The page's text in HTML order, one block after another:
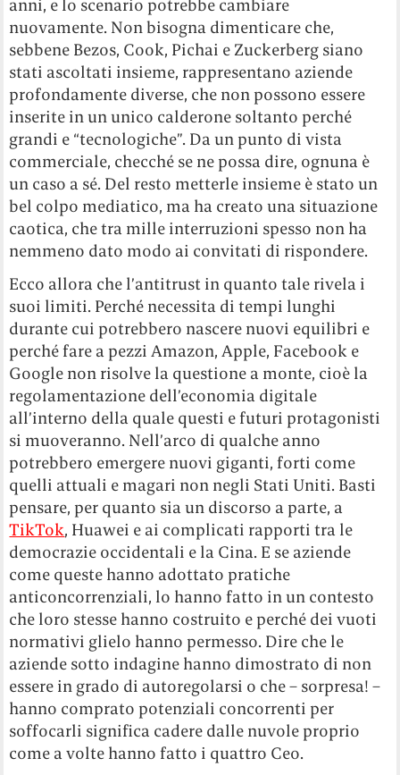
anni, e lo scenario potrebbe cambiare
nuovamente. Non bisogna dimenticare che,
sebbene Bezos, Cook, Pichai e Zuckerberg siano
stati ascoltati insieme, rappresentano aziende
profondamente diverse, che non possono essere
inserite in un unico calderone soltanto perché
grandi e “tecnologiche”. Da un punto di vista
commerciale, checché se ne possa dire, ognuna è
un caso a sé. Del resto metterle insieme è stato un
bel colpo mediatico, ma ha creato una situazione
caotica, che tra mille interruzioni spesso non ha
nemmeno dato modo ai convitati di rispondere.
Ecco allora che l’antitrust in quanto tale rivela i
suoi limiti. Perché necessita di tempi lunghi
durante cui potrebbero nascere nuovi equilibri e
perché fare a pezzi Amazon, Apple, Facebook e
Google non risolve la questione a monte, cioè la
regolamentazione dell’economia digitale
all’interno della quale questi e futuri protagonisti
si muoveranno. Nell’arco di qualche anno
potrebbero emergere nuovi giganti, forti come
quelli attuali e magari non negli Stati Uniti. Basti
pensare, per quanto sia un discorso a parte, a
TikTok, Huawei e ai complicati rapporti tra le
democrazie occidentali e la Cina. E se aziende
come queste hanno adottato pratiche
anticoncorrenziali, lo hanno fatto in un contesto
che loro stesse hanno costruito e perché dei vuoti
normativi glielo hanno permesso. Dire che le
aziende sotto indagine hanno dimostrato di non
essere in grado di autoregolarsi o che – sorpresa! –
hanno comprato potenziali concorrenti per
soffocarli significa cadere dalle nuvole proprio
come a volte hanno fatto i quattro Ceo.